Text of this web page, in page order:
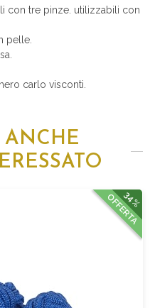
con tre pinze. utilizzabili con
pelle.
carlo visconti.
ANCHE
34%
OFFERTA